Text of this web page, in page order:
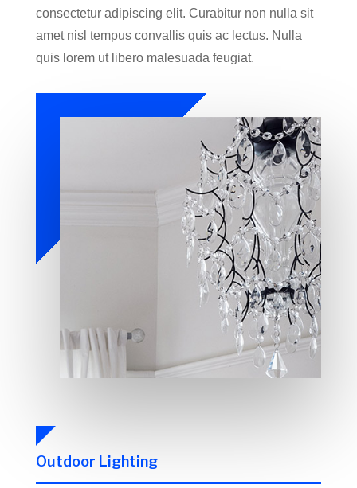
consectetur adipiscing elit. Curabitur non nulla sit
amet nisl tempus convallis quis ac lectus. Nulla
quis lorem ut libero malesuada feugiat.
Outdoor Lighting